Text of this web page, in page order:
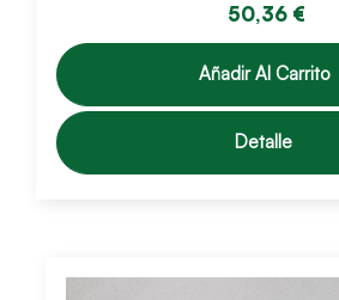
50,36 €
Añadir Al Carrito
Detalle